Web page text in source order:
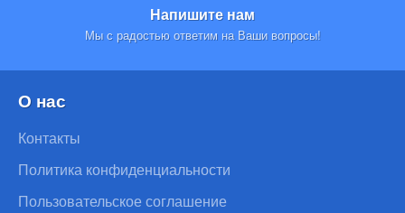
Напишите нам
Мы с радостью ответим на Ваши вопросы!
О нас
Контакты
Политика конфиденциальности
Пользовательское соглашение